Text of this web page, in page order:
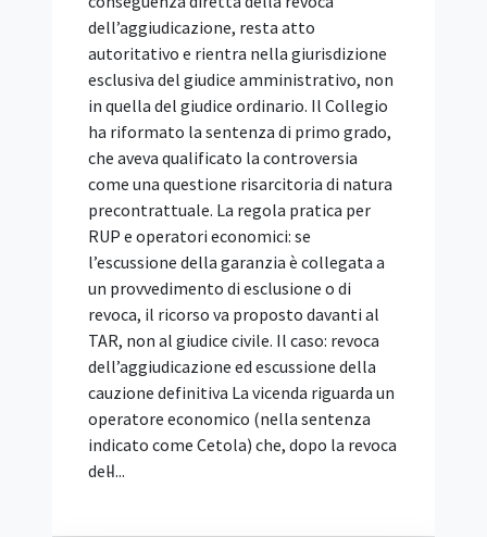
lo schema di disciplinare per
l'affidamento, con procedura aperta e
offerta economicamente più
vantaggiosa, dei servizi di architettura e
ingegneria (SIA) di importo pari o
superiore alle soglie europee. È stato
approvato con delibera n. 153 del 15
aprile 2026, pubblicato in Gazzetta
Ufficiale (Serie Generale n. 111 del 15
maggio 2026) ed è vincolante per le
stazioni appaltanti dal 30 maggio 2026.
La Relazione illustrativa che lo
accompagna spiega le scelte
dell'Autorità, richiama le prime pronunce
e approfondisce i temi segnalati dagli
operatori: requisiti di partecipazione,
servizi di punta, gestione informativa
digitale (BIM), subappalto e avvalimento.
Bando tipo vincolante: cosa dispone l'art.